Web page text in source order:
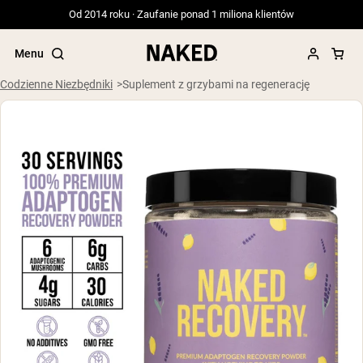
Od 2014 roku · Zaufanie ponad 1 miliona klientów
Menu
Popularne wyszukiwania
”Protein Powder“
”Overnight Oats“
”Vegan protein“
”Collagen“
”Micellar Casein“
ODŻYWKI BIAŁKOWE Bestsellery
Serwatka z mleka krów karmionych
trawą
Izolat serwatki z mleka krów
Codzienne Niezbędniki Suplement z grzybami na regenerację